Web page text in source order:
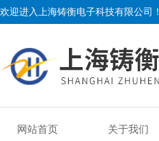
欢迎进入上海铸衡电子科技有限公司！
网站首页 关于我们